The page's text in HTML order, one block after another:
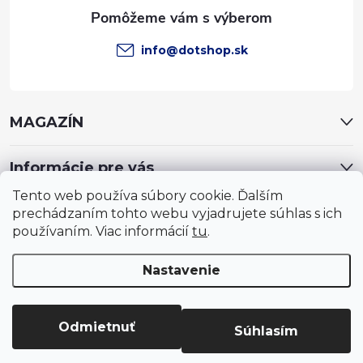
Tento web používa súbory cookie. Ďalším
prechádzaním tohto webu vyjadrujete súhlas s ich
používaním. Viac informácií tu.
Nastavenie
Odmietnuť Súhlasím
info@dotshop.sk
MAGAZÍN
Informácie pre vás
Copyright 2026DotShop - všetko pre záhradu, dom, chovateľa,
. Všetky práva vyhradené.Upraviť nastavenie cookies